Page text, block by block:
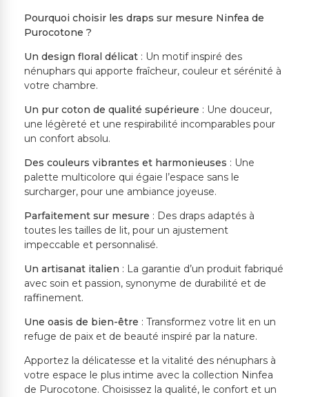
Pourquoi choisir les draps sur mesure Ninfea de
Purocotone ?
Un design floral délicat : Un motif inspiré des
nénuphars qui apporte fraîcheur, couleur et sérénité à
votre chambre.
Un pur coton de qualité supérieure : Une douceur,
une légèreté et une respirabilité incomparables pour
un confort absolu.
Des couleurs vibrantes et harmonieuses : Une
palette multicolore qui égaie l’espace sans le
surcharger, pour une ambiance joyeuse.
Parfaitement sur mesure : Des draps adaptés à
toutes les tailles de lit, pour un ajustement
impeccable et personnalisé.
Un artisanat italien : La garantie d’un produit fabriqué
avec soin et passion, synonyme de durabilité et de
raffinement.
Une oasis de bien-être : Transformez votre lit en un
refuge de paix et de beauté inspiré par la nature.
Apportez la délicatesse et la vitalité des nénuphars à
votre espace le plus intime avec la collection Ninfea
de Purocotone. Choisissez la qualité, le confort et un